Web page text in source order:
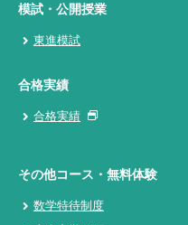
模試・公開授業
東進模試
合格実績
合格実績
その他コース・無料体験
数学特待制度